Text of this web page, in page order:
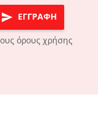
ΕΓΓΡΑΦΗ
όρους χρήσης